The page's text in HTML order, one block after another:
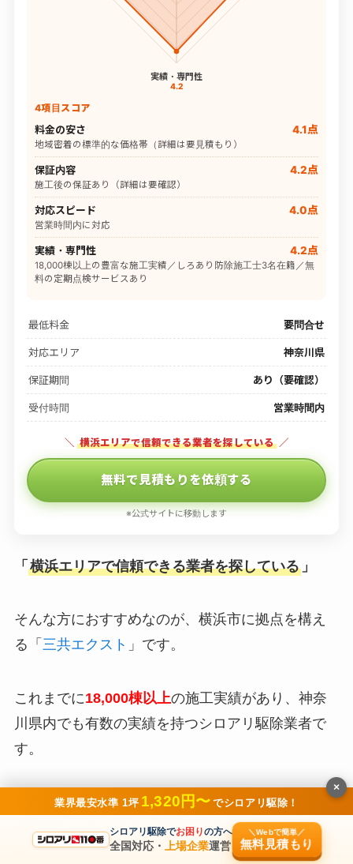
実績・専門性
4.2
4項目スコア
料金の安さ 4.1点
地域密着の標準的な価格帯（詳細は要見積もり）
保証内容 4.2点
施工後の保証あり（詳細は要確認）
対応スピード 4.0点
営業時間内に対応
実績・専門性 4.2点
18,000棟以上の豊富な施工実績／しろあり防除施工士3名在籍／無
料の定期点検サービスあり
最低料金 要問合せ
対応エリア 神奈川県
保証期間 あり（要確認）
受付時間 営業時間内
＼ 横浜エリアで信頼できる業者を探している ／
無料で見積もりを依頼する
※公式サイトに移動します
「 横浜エリアで信頼できる業者を探している」
そんな方におすすめなのが、横浜市に拠点を構え
る「 三共エクスト 」です。
これまでに18,000棟以上の施工実績があり、神奈
川県内でも有数の実績を持つシロアリ駆除業者で
す。
社内にはしろあり防除施工士が3名在籍しており、
専門的な知識と技術に基づいた施工を受けられま
業界最安水準 1坪 1,320円〜 でシロアリ駆除！
シロアリ駆除でお困りの方へ
全国対応・ 上場企業運営
＼Webで簡単／
無料見積もり
×